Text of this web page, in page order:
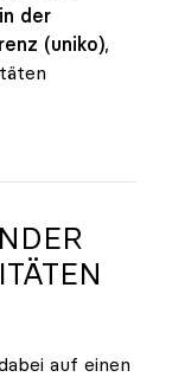
der
(uniko),
für
auf einen